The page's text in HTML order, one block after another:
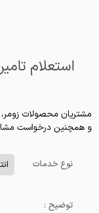
استعلام
مشتریان محصولات زومر،
و همچنین درخواست
نوع خدمات
توضیح :